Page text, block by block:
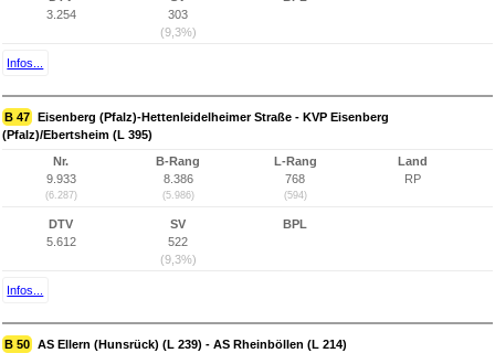
3.254
303
(9,3%)
Infos...
B 47 Eisenberg (Pfalz)-Hettenleidelheimer Straße - KVP Eisenberg
(Pfalz)/Ebertsheim (L 395)
Nr.
9.933
(6.287)
B-Rang
8.386
(5.986)
L-Rang
768
(594)
Land
RP
DTV
5.612
SV
522
(9,3%)
BPL
Infos...
B 50 AS Ellern (Hunsrück) (L 239) - AS Rheinböllen (L 214)